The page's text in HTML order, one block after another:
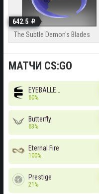
МАТЧИ CS:GO
60%
Butterfly
63%
Eternal Fire
100%
Prestige
21%
642.5
The Subtle Demon's Blades